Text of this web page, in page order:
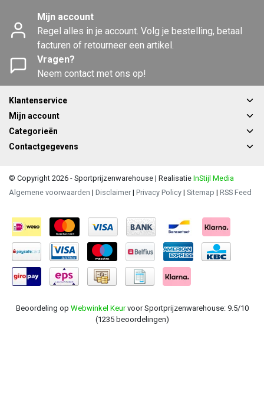
Mijn account
Regel alles in je account. Volg je bestelling, betaal
facturen of retourneer een artikel.
Vragen?
Neem contact met ons op!
Klantenservice
Mijn account
Categorieën
Contactgegevens
© Copyright 2026 - Sportprijzenwarehouse | Realisatie InStijl Media
Algemene voorwaarden | Disclaimer | Privacy Policy | Sitemap | RSS Feed
Beoordeling op Webwinkel Keurvoor Sportprijzenwarehouse: 9.5/10
(1235 beoordelingen)